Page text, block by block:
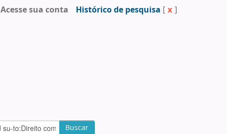
Acesse sua conta Histórico de pesquisa [ x ]
Buscar